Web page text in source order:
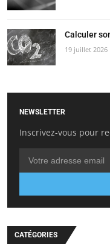
Calculer
19 juillet 2026
NEWSLETTER
Inscrivez-vous pour
CATÉGORIES